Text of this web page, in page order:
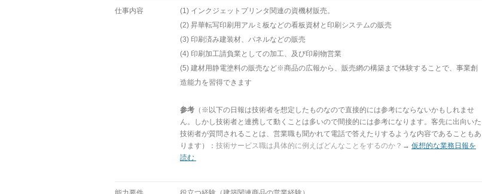
仕事内容
(1) インクジェットプリンタ関連の資機材販売。
(2) 昇華転写印刷用アルミ板などの看板資材と印刷システムの販売
(3) 印刷済み建装材、パネルなどの販売
(4) 印刷加工請負業としての加工、及び印刷物営業
(5) 建材用静電塗料の販売など※商品の広報から、販売網の構築まで体験することで、事業創
造能力を習得できます
参考 （※以下の日報は技術者を想定したものなので直接的には参考にならないかもしれませ
ん。しかし技術者と連携して動くことは多いので間接的には参考になります。客先に出向いた
技術者が質問されることは、営業職も聞かれて電話で答えたりするような内容であることもあ
ります）： 技術サービス職は具体的に例えばどんなことをするのか？ → 仮想的な業務日報を
読む